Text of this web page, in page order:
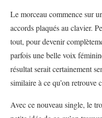
Le morceau commence sur
accords plaqués au clavier.
tout, pour devenir
parfois une belle voix
résultat serait certainement
similaire à ce qu’on retrouve
Avec ce nouveau single, le